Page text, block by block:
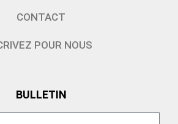
CONTACT
POUR NOUS
BULLETIN